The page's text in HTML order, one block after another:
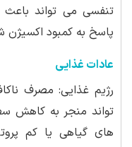
تنفسی می تواند
پاسخ به کمبود اکسیژن
عادات غذایی
تواند منجر به کاهش
های گیاهی یا کم